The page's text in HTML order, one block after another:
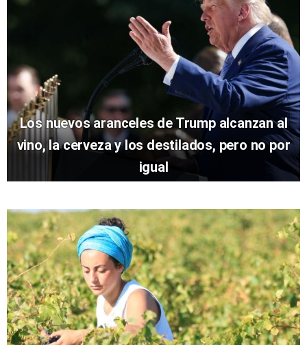
Los nuevos aranceles de Trump alcanzan al
vino, la cerveza y los destilados, pero no por
igual